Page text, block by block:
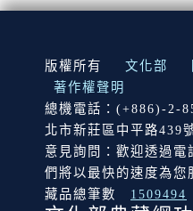
:::
版權所有 文化部
著作權聲明
總機電話：(+886)-2-
北市新莊區中平路439
意見詢問：歡迎透過
們將以最快的速度為您
藏品總筆數
1509494